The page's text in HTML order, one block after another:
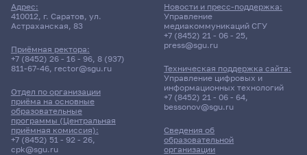
Адрес:
410012, г. Саратов, ул.
Астраханская, 83
Приёмная ректора:
+7 (8452) 26 - 16 - 96, 8 (937)
811-67-46, rector@sgu.ru
Отдел по организации
приёма на основные
образовательные
программы (Центральная
приёмная комиссия):
+7 (8452) 51 - 92 - 26,
cpk@sgu.ru
Сведения об
образовательной
организации
Новости и пресс-поддержка:
Управление
медиакоммуникаций СГУ
+7 (8452) 21 - 06 - 25,
press@sgu.ru
Техническая поддержка сайта:
Управление цифровых и
информационных технологий
+7 (8452) 21 - 06 - 64,
bessonov@sgu.ru